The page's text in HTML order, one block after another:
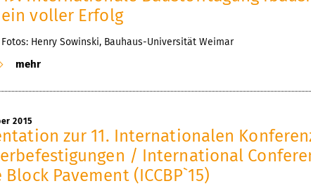
ein voller Erfolg
Fotos: Henry Sowinski, Bauhaus-Universität Weimar
mehr
2015
zur 11. Internationalen
/ International
Pavement (ICCBP`15)